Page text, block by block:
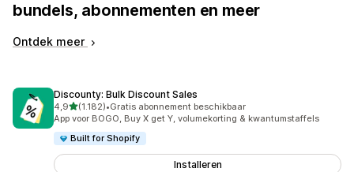
bundels, abonnementen en meer
Ontdek meer
Discounty: Bulk Discount Sales
4,9van 5 sterren
(1.182)
1182 recensies in totaal
•Gratis abonnement beschikbaar
App voor BOGO, Buy X get Y, volumekorting & kwantumstaffels
Built for Shopify
Installeren